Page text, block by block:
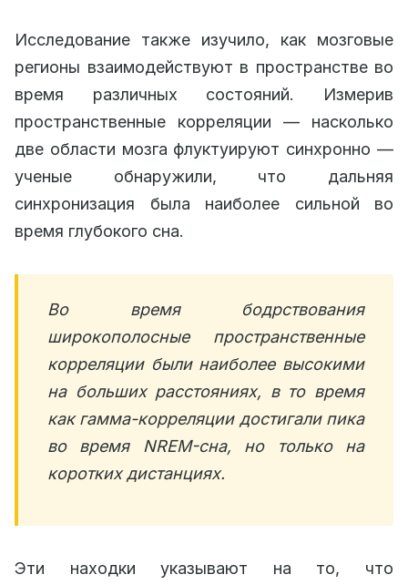
Исследование также изучило, как мозговые
регионы взаимодействуют в пространстве во
время различных состояний. Измерив
пространственные корреляции — насколько
две области мозга флуктуируют синхронно —
ученые обнаружили, что дальняя
синхронизация была наиболее сильной во
время глубокого сна.
Во время бодрствования
широкополосные пространственные
корреляции были наиболее высокими
на больших расстояниях, в то время
как гамма-корреляции достигали пика
во время NREM-сна, но только на
коротких дистанциях.
Эти находки указывают на то, что